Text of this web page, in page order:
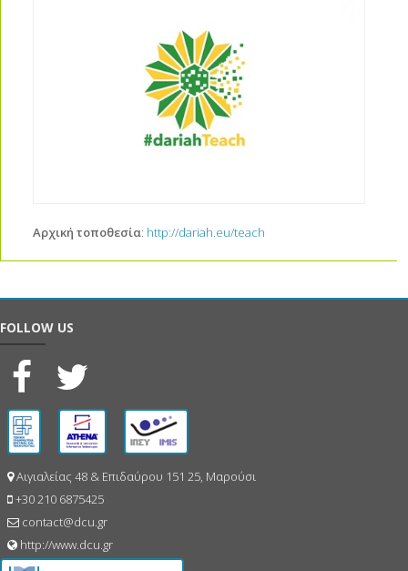
Αρχική τοποθεσία: http://dariah.eu/teach
FOLLOW US
Αιγιαλείας 48 & Επιδαύρου 151 25, Μαρούσι
+30 210 6875425
contact@dcu.gr
http://www.dcu.gr